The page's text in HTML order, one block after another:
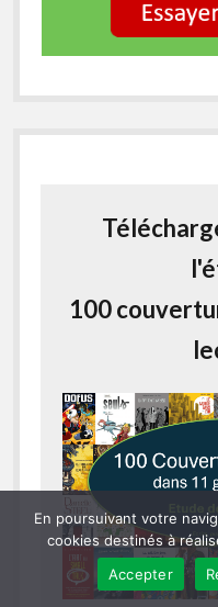
100
En poursuivant votre
cookies destinés à
Accepter